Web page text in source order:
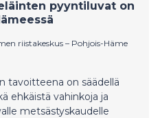
pyyntiluvat on
riistakeskus – Pohjois-Häme
tavoitteena on säädellä
ehkäistä vahinkoja ja
metsästyskaudelle